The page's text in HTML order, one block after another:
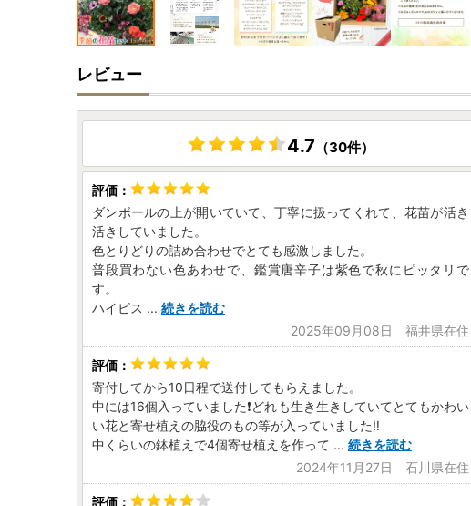
レビュー
4.7 （30件）
ダンボールの上が開いていて、丁寧に扱ってくれて、花苗が活き
活きしていました。
色とりどりの詰め合わせでとても感激しました。
普段買わない色あわせで、鑑賞唐辛子は紫色で秋にピッタリで
す。
ハイビス ... 続きを読む
2025年09月08日 福井県在住
寄付してから10日程で送付してもらえました。
中には16個入っていました❗どれも生き生きしていてとてもかわい
い花と寄せ植えの脇役のもの等が入っていました‼️
中くらいの鉢植えで4個寄せ植えを作って ... 続きを読む
2024年11月27日 石川県在住